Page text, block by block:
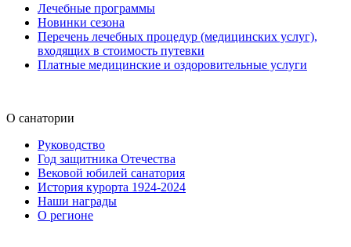
Лечебные программы
Новинки сезона
Перечень лечебных процедур (медицинских услуг),
входящих в стоимость путевки
Платные медицинские и оздоровительные услуги
О санатории
Руководство
Год защитника Отечества
Вековой юбилей санатория
История курорта 1924-2024
Наши награды
О регионе